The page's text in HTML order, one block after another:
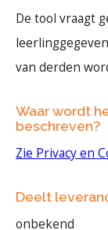
De tool vraagt
van derden
Waar wordt
beschreven?
Zie Privacy en
Deelt
onbekend